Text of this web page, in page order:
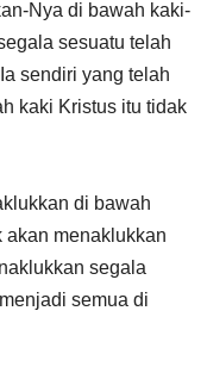
Nya di bawah kaki-
sesuatu telah
sendiri yang telah
kaki Kristus itu tidak
di bawah
akan menaklukkan
segala
semua di